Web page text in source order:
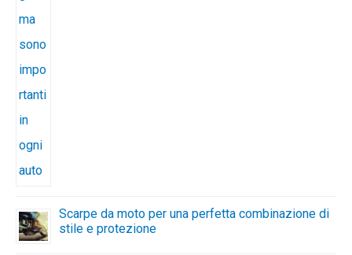
Scarpe da moto per una perfetta combinazione di
stile e protezione